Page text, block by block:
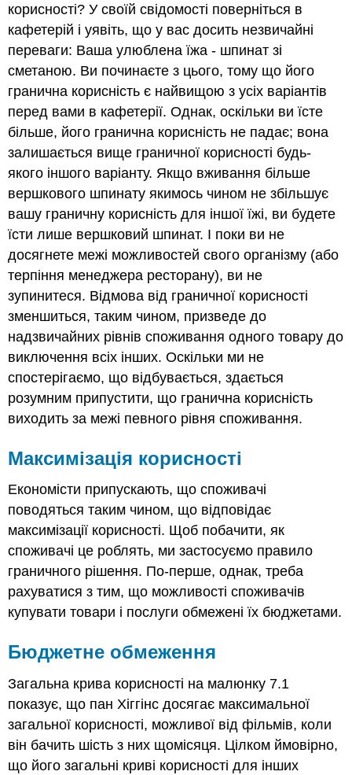
корисності? У своїй свідомості поверніться в
кафетерій і уявіть, що у вас досить незвичайні
переваги: Ваша улюблена їжа - шпинат зі
сметаною. Ви починаєте з цього, тому що його
гранична корисність є найвищою з усіх варіантів
перед вами в кафетерії. Однак, оскільки ви їсте
більше, його гранична корисність не падає; вона
залишається вище граничної корисності будь-
якого іншого варіанту. Якщо вживання більше
вершкового шпинату якимось чином не збільшує
вашу граничну корисність для іншої їжі, ви будете
їсти лише вершковий шпинат. І поки ви не
досягнете межі можливостей свого організму (або
терпіння менеджера ресторану), ви не
зупинитеся. Відмова від граничної корисності
зменшиться, таким чином, призведе до
надзвичайних рівнів споживання одного товару до
виключення всіх інших. Оскільки ми не
спостерігаємо, що відбувається, здається
розумним припустити, що гранична корисність
виходить за межі певного рівня споживання.
Максимізація корисності
Економісти припускають, що споживачі
поводяться таким чином, що відповідає
максимізації корисності. Щоб побачити, як
споживачі це роблять, ми застосуємо правило
граничного рішення. По-перше, однак, треба
рахуватися з тим, що можливості споживачів
купувати товари і послуги обмежені їх бюджетами.
Бюджетне обмеження
Загальна крива корисності на малюнку 7.1
показує, що пан Хіггінс досягає максимальної
загальної корисності, можливої від фільмів, коли
він бачить шість з них щомісяця. Цілком ймовірно,
що його загальні криві корисності для інших